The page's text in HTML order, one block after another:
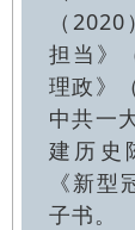
（
担当》
理政》
中共一
建历史
《新
子书。